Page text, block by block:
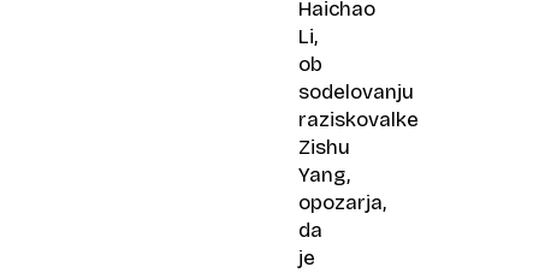
Haichao
Li,
ob
sodelovanju
raziskovalke
Zishu
Yang,
opozarja,
da
je